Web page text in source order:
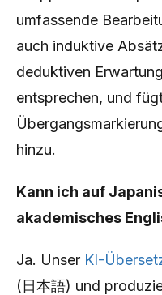
umfassende
auch induktive
deduktiven
entsprechen, und
hinzu.
Kann ich auf
akademisches
Ja. Unser KI-
(日本語) und